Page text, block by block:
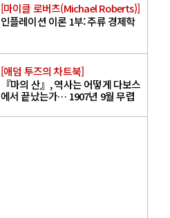
[마이클 로버츠(Michael Roberts)]
인플레이션 이론 1부: 주류 경제학
[애덤 투즈의 차트북]
『마의 산』, 역사는 어떻게 다보스
에서 끝났는가… 1907년 9월 무렵